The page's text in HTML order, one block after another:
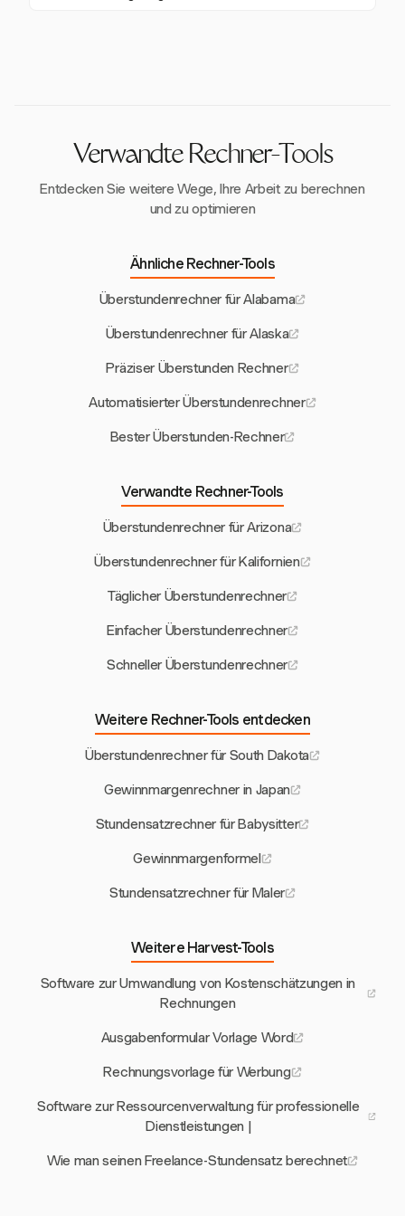
von $14,25 pro Stunde führt.
Verwandte Rechner-Tools
Entdecken Sie weitere Wege, Ihre Arbeit zu berechnen
und zu optimieren
Ähnliche Rechner-Tools
Überstundenrechner für Alabama
Überstundenrechner für Alaska
Präziser Überstunden Rechner
Automatisierter Überstundenrechner
Bester Überstunden-Rechner
Verwandte Rechner-Tools
Überstundenrechner für Arizona
Überstundenrechner für Kalifornien
Täglicher Überstundenrechner
Einfacher Überstundenrechner
Schneller Überstundenrechner
Weitere Rechner-Tools entdecken
Überstundenrechner für South Dakota
Gewinnmargenrechner in Japan
Stundensatzrechner für Babysitter
Gewinnmargenformel
Stundensatzrechner für Maler
Weitere Harvest-Tools
Software zur Umwandlung von Kostenschätzungen in
Rechnungen
Ausgabenformular Vorlage Word
Rechnungsvorlage für Werbung
Software zur Ressourcenverwaltung für professionelle
Dienstleistungen |
Wie man seinen Freelance-Stundensatz berechnet